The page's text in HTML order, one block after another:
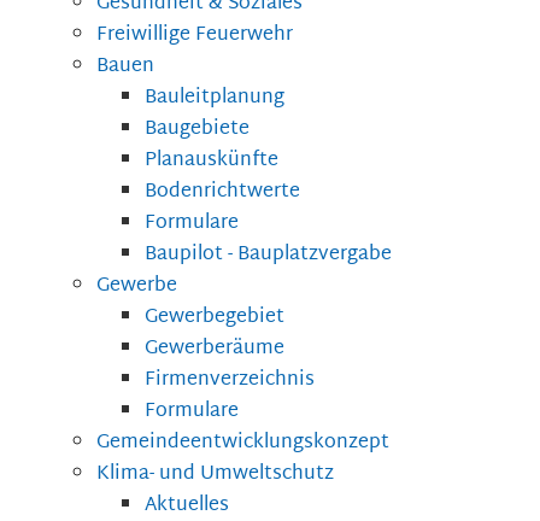
Freiwillige Feuerwehr
Bauen
Bauleitplanung
Baugebiete
Planauskünfte
Bodenrichtwerte
Formulare
Baupilot - Bauplatzvergabe
Gewerbe
Gewerbegebiet
Gewerberäume
Firmenverzeichnis
Formulare
Gemeindeentwicklungskonzept
Klima- und Umweltschutz
Aktuelles